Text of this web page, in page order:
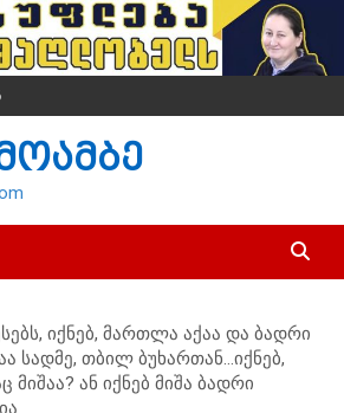
იქნებ, მართლა აქაა და ბადრი
სადმე, თბილ ბუხართან…იქნებ,
მიშაა? ან იქნებ მიშა ბადრი